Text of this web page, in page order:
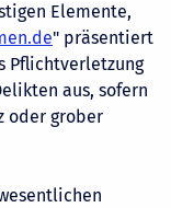
Elemente,
" präsentiert
Pflichtverletzung
aus, sofern
oder grober